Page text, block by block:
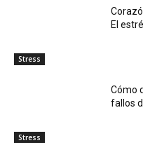
Stress
El
Stress
Cómo
fallos